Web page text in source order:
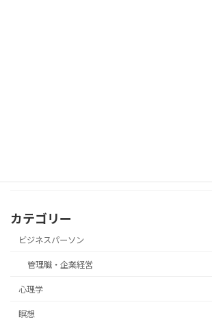
カテゴリー
ビジネスパーソン
管理職・企業経営
心理学
瞑想